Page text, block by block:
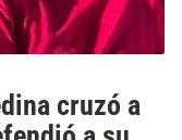
cruzó a